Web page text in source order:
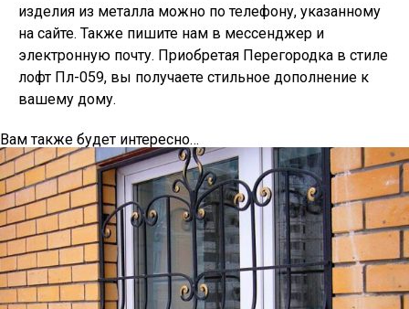
изделия из металла можно по телефону, указанному
на сайте. Также пишите нам в мессенджер и
электронную почту. Приобретая Перегородка в стиле
лофт Пл-059, вы получаете стильное дополнение к
вашему дому.
Вам также будет интересно…